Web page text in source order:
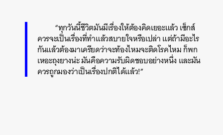
“ทุกวันนี้ชีวิตมันมีเรื่องให้ต้องคิดเยอะแล้ว เซ็กส์
ควรจะเป็นเรื่องที่ทำแล้วสบายใจหรือเปล่า แต่ถ้ามีอะไร
กันแล้วต้องมาเครียดว่าจะท้องไหมจะติดโรคไหม ก็พก
เหอะถุงยางน่ะ มันคือความรับผิดชอบอย่างหนึ่ง และมัน
ควรถูกมองว่าเป็นเรื่องปกติได้แล้ว!”